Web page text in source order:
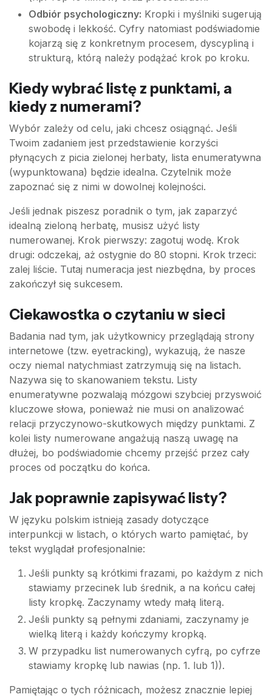
Odbiór psychologiczny: Kropki i myślniki sugerują
swobodę i lekkość. Cyfry natomiast podświadomie
kojarzą się z konkretnym procesem, dyscypliną i
strukturą, którą należy podążać krok po kroku.
Kiedy wybrać listę z punktami, a
kiedy z numerami?
Wybór zależy od celu, jaki chcesz osiągnąć. Jeśli
Twoim zadaniem jest przedstawienie korzyści
płynących z picia zielonej herbaty, lista enumeratywna
(wypunktowana) będzie idealna. Czytelnik może
zapoznać się z nimi w dowolnej kolejności.
Jeśli jednak piszesz poradnik o tym, jak zaparzyć
idealną zieloną herbatę, musisz użyć listy
numerowanej. Krok pierwszy: zagotuj wodę. Krok
drugi: odczekaj, aż ostygnie do 80 stopni. Krok trzeci:
zalej liście. Tutaj numeracja jest niezbędna, by proces
zakończył się sukcesem.
Ciekawostka o czytaniu w sieci
Badania nad tym, jak użytkownicy przeglądają strony
internetowe (tzw. eyetracking), wykazują, że nasze
oczy niemal natychmiast zatrzymują się na listach.
Nazywa się to skanowaniem tekstu. Listy
enumeratywne pozwalają mózgowi szybciej przyswoić
kluczowe słowa, ponieważ nie musi on analizować
relacji przyczynowo-skutkowych między punktami. Z
kolei listy numerowane angażują naszą uwagę na
dłużej, bo podświadomie chcemy przejść przez cały
proces od początku do końca.
Jak poprawnie zapisywać listy?
W języku polskim istnieją zasady dotyczące
interpunkcji w listach, o których warto pamiętać, by
tekst wyglądał profesjonalnie:
Jeśli punkty są krótkimi frazami, po każdym z nich
stawiamy przecinek lub średnik, a na końcu całej
listy kropkę. Zaczynamy wtedy małą literą.
Jeśli punkty są pełnymi zdaniami, zaczynamy je
wielką literą i każdy kończymy kropką.
W przypadku list numerowanych cyfrą, po cyfrze
stawiamy kropkę lub nawias (np. 1. lub 1)).
Pamiętając o tych różnicach, możesz znacznie lepiej